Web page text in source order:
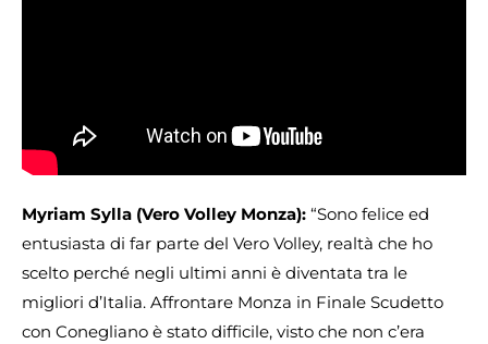
Myriam Sylla (Vero Volley Monza): “Sono felice ed
entusiasta di far parte del Vero Volley, realtà che ho
scelto perché negli ultimi anni è diventata tra le
migliori d’Italia. Affrontare Monza in Finale Scudetto
con Conegliano è stato difficile, visto che non c’era